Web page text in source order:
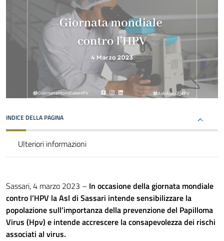
INDICE DELLA PAGINA
Ulteriori informazioni
Sassari, 4 marzo 2023 – In occasione della giornata mondiale
contro l’HPV la Asl di Sassari intende sensibilizzare la
popolazione sull’importanza della prevenzione del Papilloma
Virus (Hpv) e intende accrescere la consapevolezza dei rischi
associati al virus.